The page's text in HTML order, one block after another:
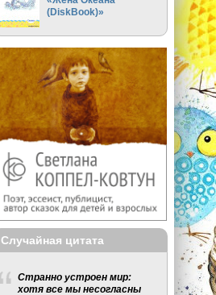
(DiskBook)»
Случайная цитата
Странно устроен мир:
хотя все мы несогласны